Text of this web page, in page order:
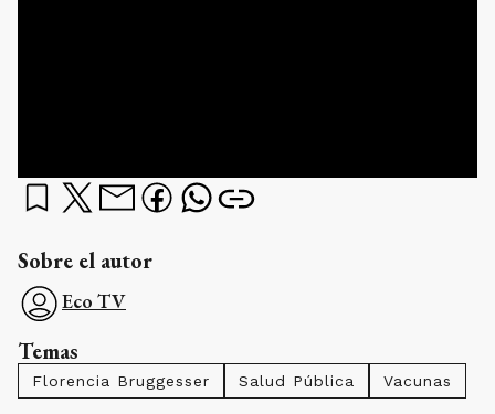
Sobre el autor
Eco TV
Temas
Florencia Bruggesser Salud Pública Vacunas